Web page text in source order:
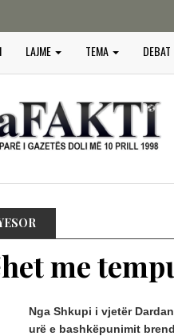
LAJME TEMA DEBAT
me
Nga Shkupi i vjetër
urë e bashkëpunimit